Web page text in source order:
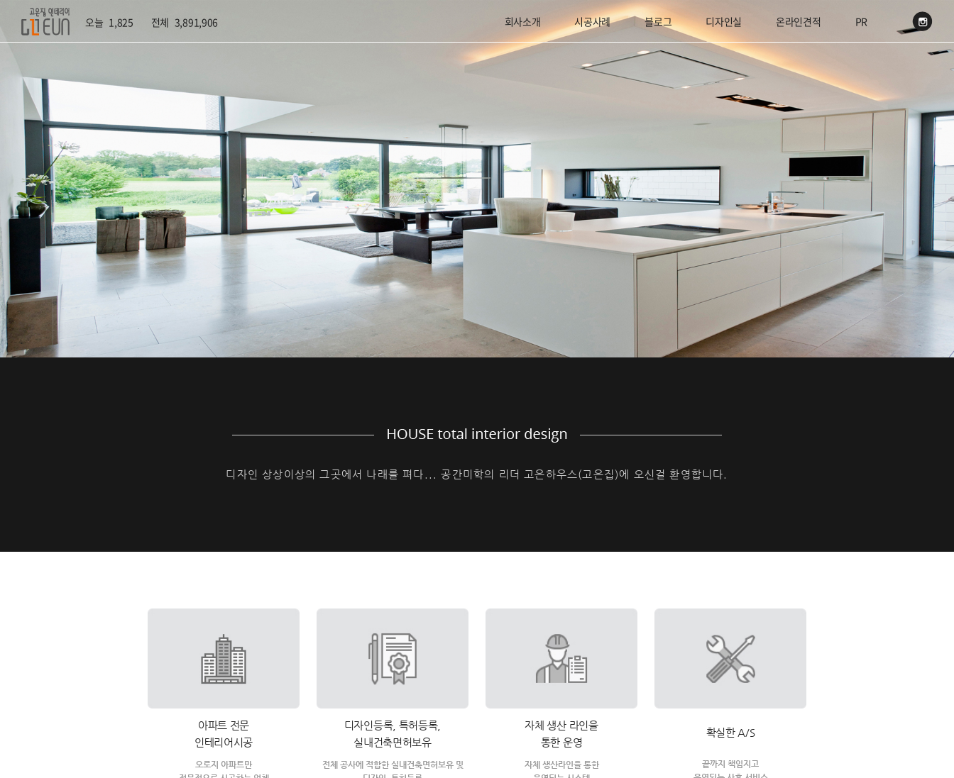
오늘 1,825 전체 3,891,906 회사소개 시공사례 블로그 디자인실 온라인견적 PR
디자인 상상이상의 그곳에서 나래를 펴다... 공간미학의 리더 고은하우스(고은집)에 오신걸 환영합니다.
아파트 전문
인테리어시공
오로지 아파트만
디자인등록, 특허등록,
실내건축면허보유
전체 공사에 적합한 실내건축면허보유 및
자체 생산 라인을
통한 운영
자체 생산라인을 통한
확실한 A/S
끝까지 책임지고